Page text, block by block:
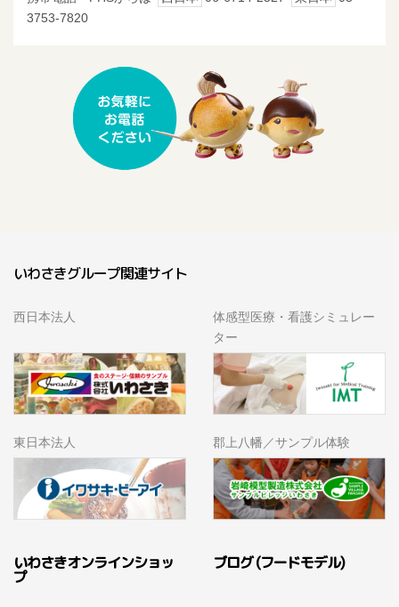
3753-7820
いわさきグループ関連サイト
西日本法人
体感型医療・看護シミュレー
ター
東日本法人 郡上八幡／サンプル体験
いわさきオンラインショッ
プ
ブログ (フードモデル)